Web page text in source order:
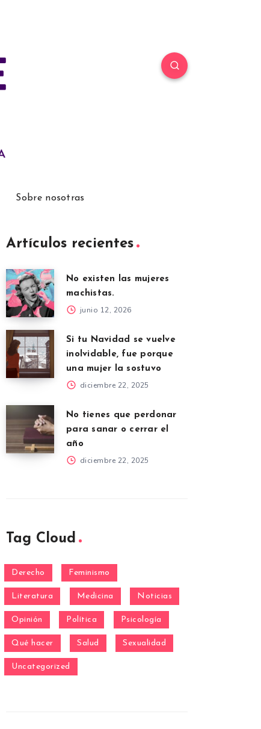
Sobre nosotras
Artículos recientes
No existen las mujeres
machistas.
junio 12, 2026
Si tu Navidad se vuelve
inolvidable, fue porque
una mujer la sostuvo
diciembre 22, 2025
No tienes que perdonar
para sanar o cerrar el
año
diciembre 22, 2025
Tag Cloud
Derecho Feminismo
Literatura Medicina Noticias
Opinión Política Psicología
Qué hacer Salud Sexualidad
Uncategorized